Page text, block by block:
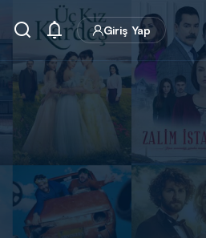
Giriş Yap